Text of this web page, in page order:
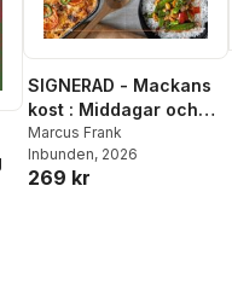
röster:
SIGNERAD - Mackans
kost : Middagar och
matlådor
Marcus Frank
Inbunden, 2026
269 kr